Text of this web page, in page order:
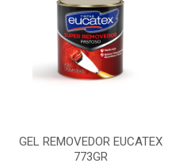
GEL REMOVEDOR EUCATEX
773GR